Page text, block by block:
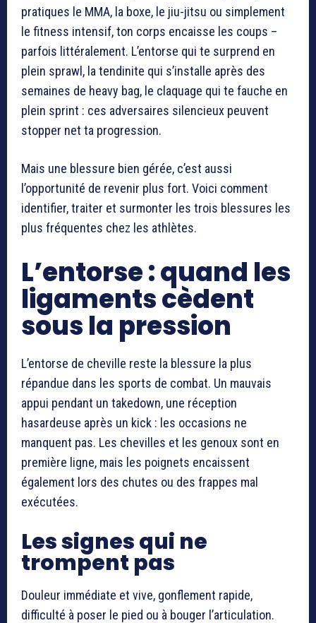
pratiques le MMA, la boxe, le jiu-jitsu ou simplement
le fitness intensif, ton corps encaisse les coups –
parfois littéralement. L’entorse qui te surprend en
plein sprawl, la tendinite qui s’installe après des
semaines de heavy bag, le claquage qui te fauche en
plein sprint : ces adversaires silencieux peuvent
stopper net ta progression.
Mais une blessure bien gérée, c’est aussi
l’opportunité de revenir plus fort. Voici comment
identifier, traiter et surmonter les trois blessures les
plus fréquentes chez les athlètes.
L’entorse : quand les
ligaments cèdent
sous la pression
L’entorse de cheville reste la blessure la plus
répandue dans les sports de combat. Un mauvais
appui pendant un takedown, une réception
hasardeuse après un kick : les occasions ne
manquent pas. Les chevilles et les genoux sont en
première ligne, mais les poignets encaissent
également lors des chutes ou des frappes mal
exécutées.
Les signes qui ne
trompent pas
Douleur immédiate et vive, gonflement rapide,
difficulté à poser le pied ou à bouger l’articulation.